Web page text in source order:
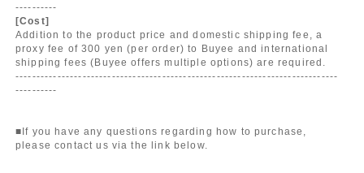
----------
[Cost]
Addition to the product price and domestic shipping fee, a
proxy fee of 300 yen (per order) to Buyee and international
shipping fees (Buyee offers multiple options) are required.
-----------------------------------------------------------------------------
----------
■If you have any questions regarding how to purchase,
please contact us via the link below.